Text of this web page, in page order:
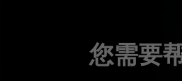
您需要